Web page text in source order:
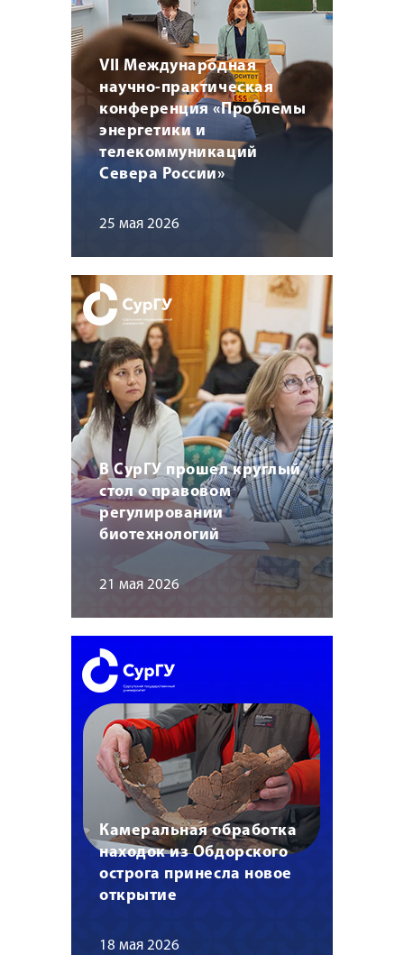
VII Международная
научно-практическая
конференция «Проблемы
энергетики и
телекоммуникаций
Севера России»
25 мая 2026
В СурГУ прошел круглый
стол о правовом
регулировании
биотехнологий
21 мая 2026
Камеральная обработка
находок из Обдорского
острога принесла новое
открытие
18 мая 2026